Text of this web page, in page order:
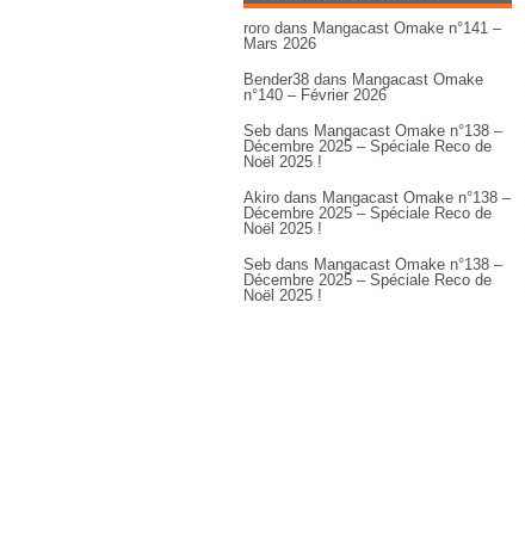
roro dans Mangacast Omake n°141 –
Mars 2026
Bender38 dans Mangacast Omake
n°140 – Février 2026
Seb dans Mangacast Omake n°138 –
Décembre 2025 – Spéciale Reco de
Noël 2025 !
Akiro dans Mangacast Omake n°138 –
Décembre 2025 – Spéciale Reco de
Noël 2025 !
Seb dans Mangacast Omake n°138 –
Décembre 2025 – Spéciale Reco de
Noël 2025 !